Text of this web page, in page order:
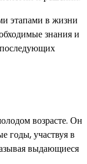
этапами в жизни
знания и
возрасте. Он
годы, участвуя в
выдающиеся